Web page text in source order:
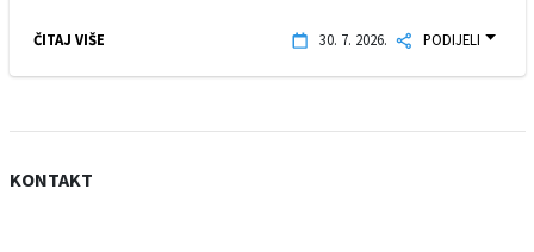
ČITAJ VIŠE 30. 7. 2026. PODIJELI
KONTAKT